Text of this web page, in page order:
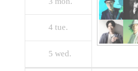
4 tue.
5 wed.